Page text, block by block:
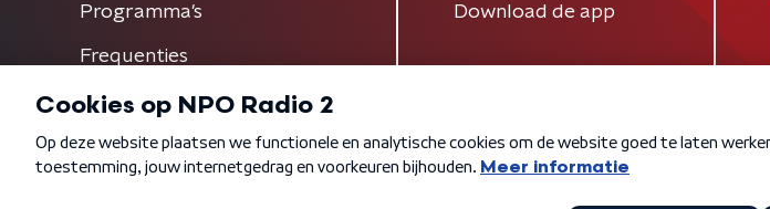
Programma's
Frequenties
Download de app
Algemene voorwaarden Privacybeleid